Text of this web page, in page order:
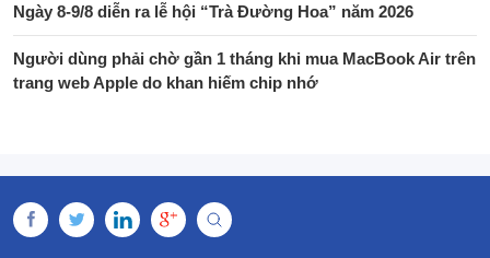
Ngày 8-9/8 diễn ra lễ hội “Trà Đường Hoa” năm 2026
Người dùng phải chờ gần 1 tháng khi mua MacBook Air trên
trang web Apple do khan hiếm chip nhớ